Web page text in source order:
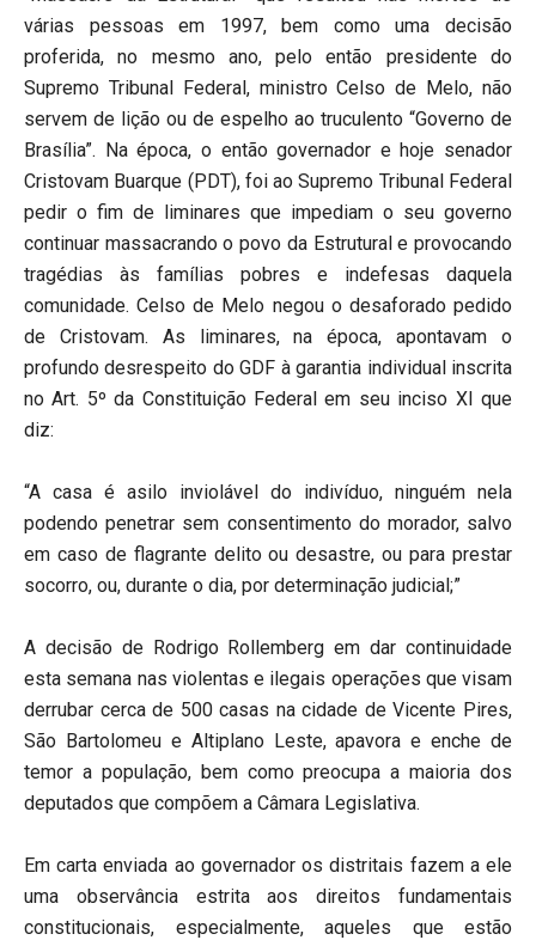
várias pessoas em 1997, bem como uma decisão
proferida, no mesmo ano, pelo então presidente do
Supremo Tribunal Federal, ministro Celso de Melo, não
servem de lição ou de espelho ao truculento “Governo de
Brasília”. Na época, o então governador e hoje senador
Cristovam Buarque (PDT), foi ao Supremo Tribunal Federal
pedir o fim de liminares que impediam o seu governo
continuar massacrando o povo da Estrutural e provocando
tragédias às famílias pobres e indefesas daquela
comunidade. Celso de Melo negou o desaforado pedido
de Cristovam. As liminares, na época, apontavam o
profundo desrespeito do GDF à garantia individual inscrita
no Art. 5º da Constituição Federal em seu inciso XI que
diz:
“A casa é asilo inviolável do indivíduo, ninguém nela
podendo penetrar sem consentimento do morador, salvo
em caso de flagrante delito ou desastre, ou para prestar
socorro, ou, durante o dia, por determinação judicial;”
A decisão de Rodrigo Rollemberg em dar continuidade
esta semana nas violentas e ilegais operações que visam
derrubar cerca de 500 casas na cidade de Vicente Pires,
São Bartolomeu e Altiplano Leste, apavora e enche de
temor a população, bem como preocupa a maioria dos
deputados que compõem a Câmara Legislativa.
Em carta enviada ao governador os distritais fazem a ele
uma observância estrita aos direitos fundamentais
constitucionais, especialmente, aqueles que estão